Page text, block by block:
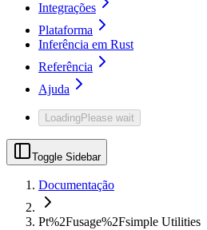
Integrações
Plataforma
Inferência em Rust
Referência
Ajuda
LoadingPlease wait
Toggle Sidebar
Documentação
Pt%2Fusage%2Fsimple Utilities